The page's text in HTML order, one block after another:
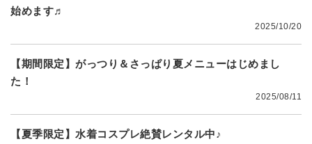
始めます♬
2025/10/20
【期間限定】がっつり＆さっぱり夏メニューはじめまし
た！
2025/08/11
【夏季限定】水着コスプレ絶賛レンタル中♪